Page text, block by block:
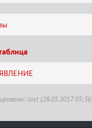
lost (28.05.2017